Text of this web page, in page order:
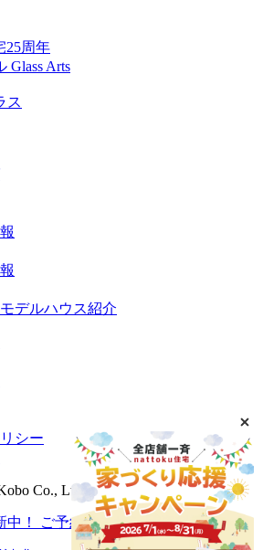
25周年
Glass Arts
ス
デルハウス紹介
シー
Co., Ltd.